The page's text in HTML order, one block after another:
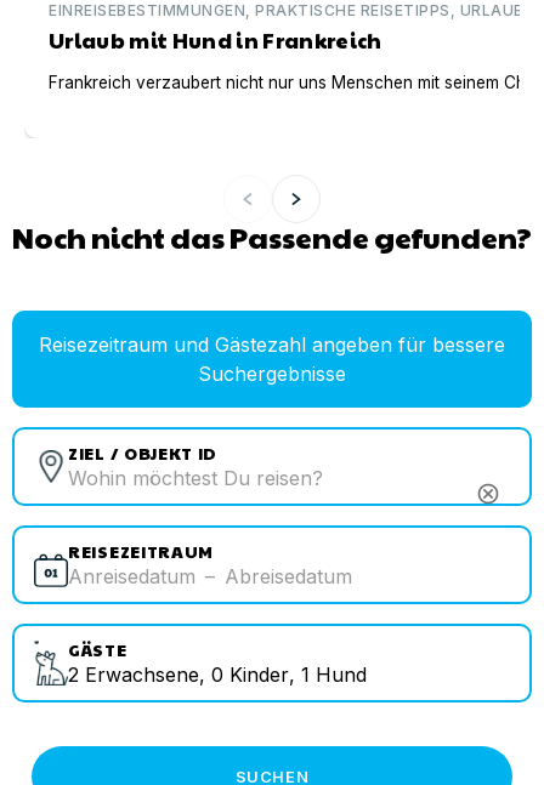
EINREISEBESTIMMUNGEN, PRAKTISCHE REISETIPPS,
Urlaub mit Hund in Frankreich
Frankreich verzaubert nicht nur uns Menschen mit seinem
Noch nicht das Passende gefunden?
Reisezeitraum und Gästezahl angeben für bessere
Suchergebnisse
ZIEL / OBJEKT ID
cancel
REISEZEITRAUM
Anreisedatum – Abreisedatum
GÄSTE
2 Erwachsene, 0 Kinder, 1 Hund
SUCHEN